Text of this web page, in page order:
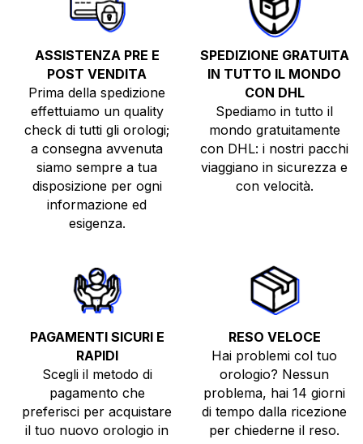
VENDI O PERMUTA
ASSISTENZA PRE E
POST VENDITA
Prima della spedizione
effettuiamo un quality
check di tutti gli orologi;
a consegna avvenuta
siamo sempre a tua
disposizione per ogni
informazione ed
esigenza.
SPEDIZIONE GRATUITA
IN TUTTO IL MONDO
CON DHL
Spediamo in tutto il
mondo gratuitamente
con DHL: i nostri pacchi
viaggiano in sicurezza e
con velocità.
PAGAMENTI SICURI E
RAPIDI
Scegli il metodo di
pagamento che
preferisci per acquistare
il tuo nuovo orologio in
RESO VELOCE
Hai problemi col tuo
orologio? Nessun
problema, hai 14 giorni
di tempo dalla ricezione
per chiederne il reso.